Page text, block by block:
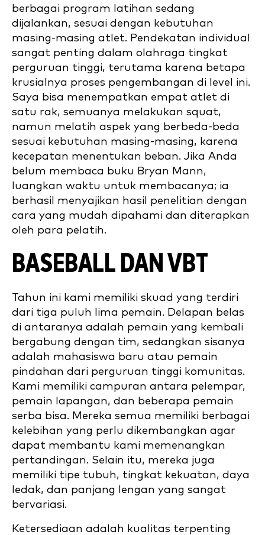
berbagai program latihan sedang
dijalankan, sesuai dengan kebutuhan
masing-masing atlet. Pendekatan individual
sangat penting dalam olahraga tingkat
perguruan tinggi, terutama karena betapa
krusialnya proses pengembangan di level ini.
Saya bisa menempatkan empat atlet di
satu rak, semuanya melakukan squat,
namun melatih aspek yang berbeda-beda
sesuai kebutuhan masing-masing, karena
kecepatan menentukan beban. Jika Anda
belum membaca buku Bryan Mann,
luangkan waktu untuk membacanya; ia
berhasil menyajikan hasil penelitian dengan
cara yang mudah dipahami dan diterapkan
oleh para pelatih.
BASEBALL DAN VBT
Tahun ini kami memiliki skuad yang terdiri
dari tiga puluh lima pemain. Delapan belas
di antaranya adalah pemain yang kembali
bergabung dengan tim, sedangkan sisanya
adalah mahasiswa baru atau pemain
pindahan dari perguruan tinggi komunitas.
Kami memiliki campuran antara pelempar,
pemain lapangan, dan beberapa pemain
serba bisa. Mereka semua memiliki berbagai
kelebihan yang perlu dikembangkan agar
dapat membantu kami memenangkan
pertandingan. Selain itu, mereka juga
memiliki tipe tubuh, tingkat kekuatan, daya
ledak, dan panjang lengan yang sangat
bervariasi.
Ketersediaan adalah kualitas terpenting